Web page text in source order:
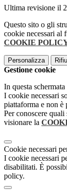
Ultima revisione il
Questo sito o gli
cookie necessari al
COOKIE
Personalizza
Gestione cookie
In questa
I cookie necessari
piattaforma e non è
Per conoscere
visionare la
Cookie necessari
I cookie necessari
disabilitati. È
policy.